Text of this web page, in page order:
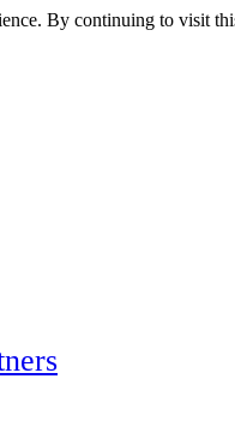
By continuing to visit